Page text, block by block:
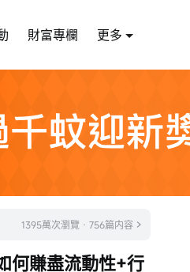
財富專欄 更多
1395萬次瀏覽 · 756篇内容
何賺盡流動性+行